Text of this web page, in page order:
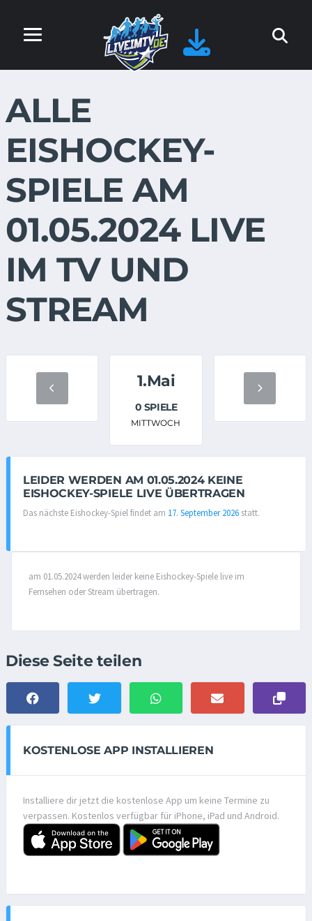
ALLE
EISHOCKEY-
SPIELE AM
01.05.2024 LIVE
IM TV UND
STREAM
1.Mai
0 SPIELE
MITTWOCH
LEIDER WERDEN AM 01.05.2024 KEINE
EISHOCKEY-SPIELE LIVE ÜBERTRAGEN
Das nächste Eishockey-Spiel findet am 17. September 2026 statt.
am 01.05.2024 werden leider keine Eishockey-Spiele live im
Fernsehen oder Stream übertragen.
Diese Seite teilen
KOSTENLOSE APP INSTALLIEREN
Installiere dir jetzt die kostenlose App um keine Termine zu
verpassen. Kostenlos verfügbar für iPhone, iPad und Android.